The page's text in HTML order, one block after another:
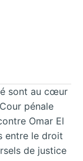
sont au cœur
pénale
Omar El
entre le droit
de justice